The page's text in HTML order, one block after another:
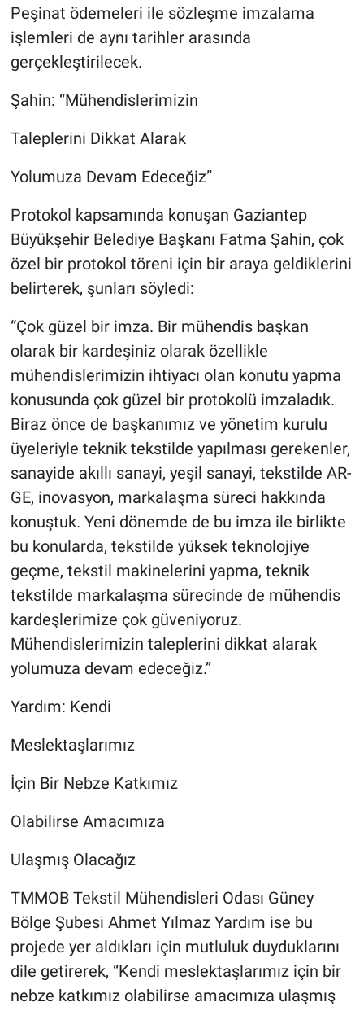
Peşinat ödemeleri ile sözleşme imzalama
işlemleri de aynı tarihler arasında
gerçekleştirilecek.
Şahin: “Mühendislerimizin
Taleplerini Dikkat Alarak
Yolumuza Devam Edeceğiz”
Protokol kapsamında konuşan Gaziantep
Büyükşehir Belediye Başkanı Fatma Şahin, çok
özel bir protokol töreni için bir araya geldiklerini
belirterek, şunları söyledi:
“Çok güzel bir imza. Bir mühendis başkan
olarak bir kardeşiniz olarak özellikle
mühendislerimizin ihtiyacı olan konutu yapma
konusunda çok güzel bir protokolü imzaladık.
Biraz önce de başkanımız ve yönetim kurulu
üyeleriyle teknik tekstilde yapılması gerekenler,
sanayide akıllı sanayi, yeşil sanayi, tekstilde AR-
GE, inovasyon, markalaşma süreci hakkında
konuştuk. Yeni dönemde de bu imza ile birlikte
bu konularda, tekstilde yüksek teknolojiye
geçme, tekstil makinelerini yapma, teknik
tekstilde markalaşma sürecinde de mühendis
kardeşlerimize çok güveniyoruz.
Mühendislerimizin taleplerini dikkat alarak
yolumuza devam edeceğiz.”
Yardım: Kendi
Meslektaşlarımız
İçin Bir Nebze Katkımız
Olabilirse Amacımıza
Ulaşmış Olacağız
TMMOB Tekstil Mühendisleri Odası Güney
Bölge Şubesi Ahmet Yılmaz Yardım ise bu
projede yer aldıkları için mutluluk duyduklarını
dile getirerek, “Kendi meslektaşlarımız için bir
nebze katkımız olabilirse amacımıza ulaşmış